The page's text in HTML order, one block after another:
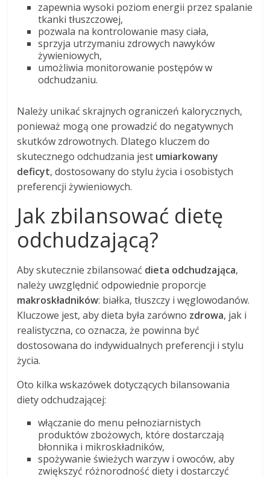
zapewnia wysoki poziom energii przez spalanie
tkanki tłuszczowej,
pozwala na kontrolowanie masy ciała,
sprzyja utrzymaniu zdrowych nawyków
żywieniowych,
umożliwia monitorowanie postępów w
odchudzaniu.
Należy unikać skrajnych ograniczeń kalorycznych,
ponieważ mogą one prowadzić do negatywnych
skutków zdrowotnych. Dlatego kluczem do
skutecznego odchudzania jest umiarkowany
deficyt, dostosowany do stylu życia i osobistych
preferencji żywieniowych.
Jak zbilansować dietę
odchudzającą?
Aby skutecznie zbilansować dieta odchudzająca,
należy uwzględnić odpowiednie proporcje
makroskładników: białka, tłuszczy i węglowodanów.
Kluczowe jest, aby dieta była zarówno zdrowa, jak i
realistyczna, co oznacza, że powinna być
dostosowana do indywidualnych preferencji i stylu
życia.
Oto kilka wskazówek dotyczących bilansowania
diety odchudzającej:
włączanie do menu pełnoziarnistych
produktów zbożowych, które dostarczają
błonnika i mikroskładników,
spożywanie świeżych warzyw i owoców, aby
zwiększyć różnorodność diety i dostarczyć